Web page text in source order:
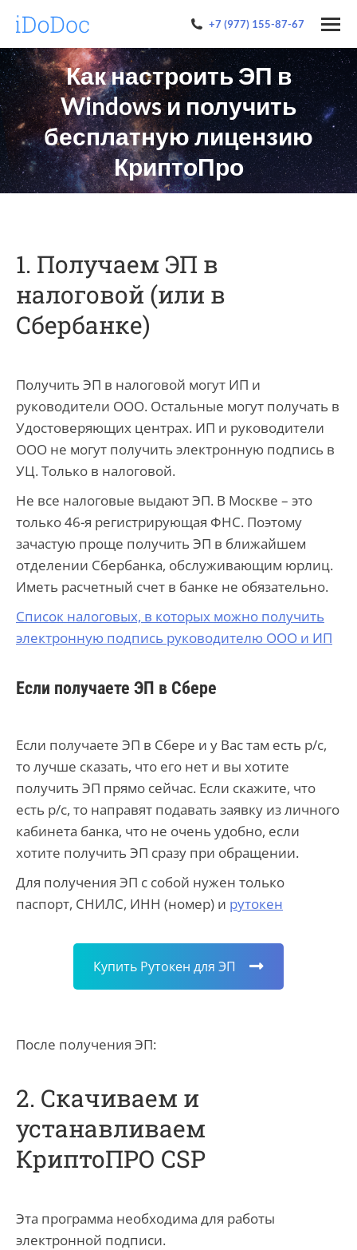
+7 (977) 155-87-67
Как настроить ЭП в
Windows и получить
бесплатную лицензию
КриптоПро
1. Получаем ЭП в
налоговой (или в
Сбербанке)
Получить ЭП в налоговой могут ИП и
руководители ООО. Остальные могут получать в
Удостоверяющих центрах. ИП и руководители
ООО не могут получить электронную подпись в
УЦ. Только в налоговой.
Не все налоговые выдают ЭП. В Москве – это
только 46-я регистрирующая ФНС. Поэтому
зачастую проще получить ЭП в ближайшем
отделении Сбербанка, обслуживающим юрлиц.
Иметь расчетный счет в банке не обязательно.
Список налоговых, в которых можно получить
электронную подпись руководителю ООО и ИП
Если получаете ЭП в Сбере
Если получаете ЭП в Сбере и у Вас там есть р/с,
то лучше сказать, что его нет и вы хотите
получить ЭП прямо сейчас. Если скажите, что
есть р/с, то направят подавать заявку из личного
кабинета банка, что не очень удобно, если
хотите получить ЭП сразу при обращении.
Для получения ЭП с собой нужен только
паспорт, СНИЛС, ИНН (номер) и рутокен
Купить Рутокен для ЭП
После получения ЭП:
2. Скачиваем и
устанавливаем
КриптоПРО CSP
Эта программа необходима для работы
электронной подписи.